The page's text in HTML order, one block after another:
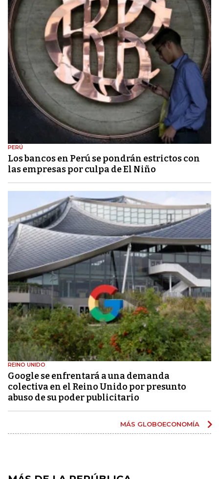
PERÚ
Los bancos en Perú se pondrán estrictos con
las empresas por culpa de El Niño
REINO UNIDO
Google se enfrentará a una demanda
colectiva en el Reino Unido por presunto
abuso de su poder publicitario
MÁS GLOBOECONOMÍA